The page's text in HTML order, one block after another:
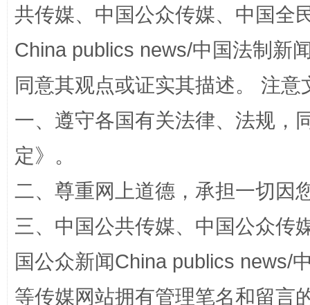
解纷+调解+退费，一次搞定
共传媒、中国公众传媒、中国全
China publics news/中国法制新
同意其观点或证实其描述。 注
一、遵守各国有关法律、法规，
定》。
二、尊重网上道德，承担一切因
三、中国公共传媒、中国公众传
国公众新闻China publics news/
等传媒网站拥有管理笔名和留言